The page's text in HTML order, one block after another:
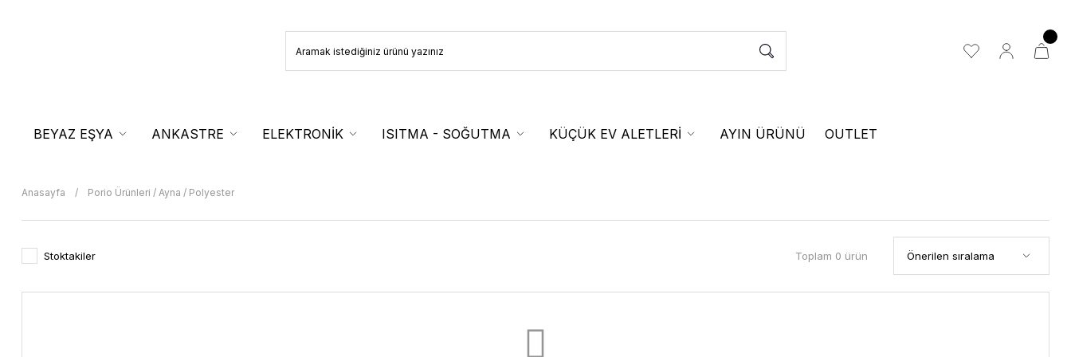
BEYAZ EŞYA ANKASTRE ELEKTRONİK ISITMA - SOĞUTMA KÜÇÜK EV ALETLERİ AYIN ÜRÜNÜ OUTLET
Anasayfa Porio Ürünleri / Ayna / Polyester
Stoktakiler Toplam 0 ürün